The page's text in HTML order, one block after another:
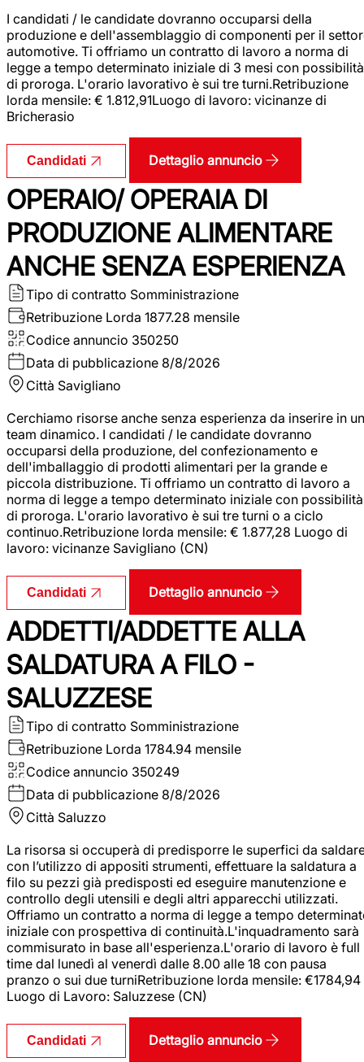
I candidati / le candidate dovranno occuparsi della
produzione e dell'assemblaggio di componenti per il
automotive. Ti offriamo un contratto di lavoro a norma di
legge a tempo determinato iniziale di 3 mesi con possibilità
di proroga. L'orario lavorativo è sui tre turni.Retribuzione
lorda mensile: € 1.812,91Luogo di lavoro: vicinanze di
Bricherasio
Candidati Dettaglio annuncio
OPERAIO/ OPERAIA DI
PRODUZIONE ALIMENTARE
ANCHE SENZA ESPERIENZA
Tipo di contratto Somministrazione
Retribuzione Lorda 1877.28 mensile
Codice annuncio 350250
Data di pubblicazione 8/8/2026
Città Savigliano
Cerchiamo risorse anche senza esperienza da inserire in un
team dinamico. I candidati / le candidate dovranno
occuparsi della produzione, del confezionamento e
dell'imballaggio di prodotti alimentari per la grande e
piccola distribuzione. Ti offriamo un contratto di lavoro a
norma di legge a tempo determinato iniziale con possibilità
di proroga. L'orario lavorativo è sui tre turni o a ciclo
continuo.Retribuzione lorda mensile: € 1.877,28 Luogo di
lavoro: vicinanze Savigliano (CN)
Candidati Dettaglio annuncio
ADDETTI/ADDETTE ALLA
SALDATURA A FILO -
SALUZZESE
Tipo di contratto Somministrazione
Retribuzione Lorda 1784.94 mensile
Codice annuncio 350249
Data di pubblicazione 8/8/2026
Città Saluzzo
La risorsa si occuperà di predisporre le superfici da
con l’utilizzo di appositi strumenti, effettuare la saldatura a
filo su pezzi già predisposti ed eseguire manutenzione e
controllo degli utensili e degli altri apparecchi utilizzati.
Offriamo un contratto a norma di legge a tempo
iniziale con prospettiva di continuità.L'inquadramento sarà
commisurato in base all'esperienza.L'orario di lavoro è full
time dal lunedì al venerdì dalle 8.00 alle 18 con pausa
pranzo o sui due turniRetribuzione lorda mensile: €1784,94
Luogo di Lavoro: Saluzzese (CN)
Candidati Dettaglio annuncio